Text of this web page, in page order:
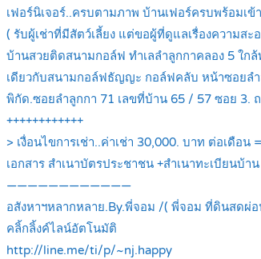
เฟอร์นิเจอร์..ครบตามภาพ บ้านเฟอร์ครบพร้อมเข้
( รับผู้เช่าที่มีสัตว์เลี้ยง แต่ขอผู้ที่ดูแลเรื่องความสะ
บ้านสวยติดสนามกอล์ฟ ทำเลลำลูกกาคลอง 5 ใก
เดียวกับสนามกอล์ฟธัญญะ กอล์ฟคลับ หน้าซอยลำ
พิกัด.ซอยลำลูกกา 71 เลขที่บ้าน 65 / 57 ซอย 3.
++++++++++++
> เงื่อนไขการเช่า..ค่าเช่า 30,000. บาท ต่อเดื
เอกสาร สำเนาบัตรประชาชน +สำเนาทะเบียนบ้
————————————
อสังหาฯหลากหลาย.By.พี่จอม /( พี่จอม ที่ดินสดผ่อ
คลิ้กลิ้งค์ไลน์อัตโนมัติ
http://line.me/ti/p/~nj.happy